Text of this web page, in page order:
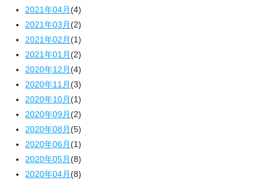
2021年04月(4)
2021年03月(2)
2021年02月(1)
2021年01月(2)
2020年12月(4)
2020年11月(3)
2020年10月(1)
2020年09月(2)
2020年08月(5)
2020年06月(1)
2020年05月(8)
2020年04月(8)